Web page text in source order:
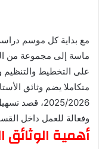
ب
ر
ي
ك
مع بداية كل موسم
ماسة إلى مجموعة من
على التخطيط والتنظيم
متكاملا يضم وثائق
2025/2026،
وفعالة للعمل داخل
أهمية الوثائق